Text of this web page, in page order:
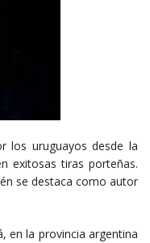
los uruguayos desde la
exitosas tiras porteñas.
se destaca como autor
en la provincia argentina